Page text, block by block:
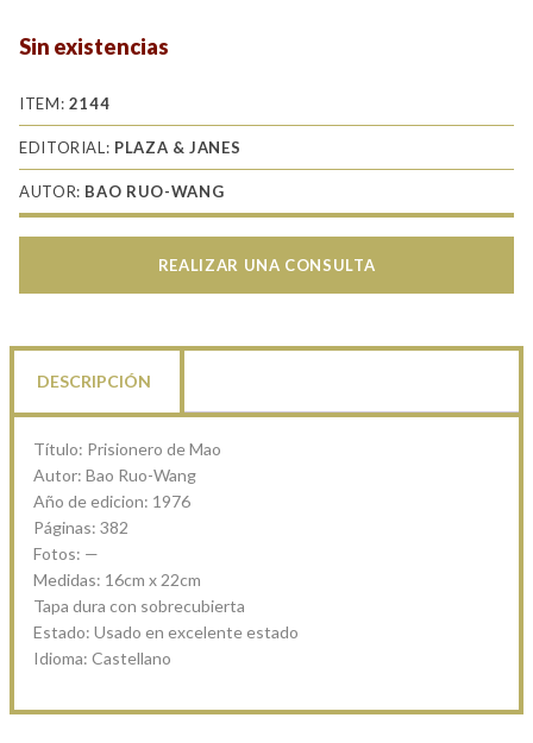
Sin existencias
ITEM: 2144
EDITORIAL: PLAZA & JANES
AUTOR: BAO RUO-WANG
REALIZAR UNA CONSULTA
DESCRIPCIÓN
Título: Prisionero de Mao
Autor: Bao Ruo-Wang
Año de edicion: 1976
Páginas: 382
Fotos: —
Medidas: 16cm x 22cm
Tapa dura con sobrecubierta
Estado: Usado en excelente estado
Idioma: Castellano